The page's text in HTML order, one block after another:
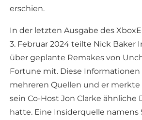
erschien.
In der letzten Ausgabe des
3. Februar 2024 teilte Nick Baker
über geplante Remakes von
Fortune mit. Diese
mehreren Quellen und er merkte
sein Co-Host Jon Clarke ähnliche
hatte. Eine Insiderquelle namens